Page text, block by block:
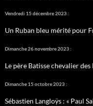
Vendredi 15 décembre 2023 :
Un Ruban bleu mérité pour
Dimanche 26 novembre 2023 :
Le père Batisse chevalier
Dimanche 15 octobre 2023 :
Sébastien Langloÿs : « Paul